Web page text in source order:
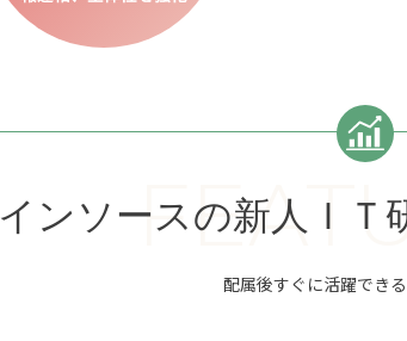
インソースの新人ＩＴ
配属後すぐに活躍でき